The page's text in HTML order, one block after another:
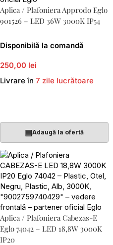
Aplica / Plafoniera Approdo Eglo
901526 – LED 36W 3000K IP54
Disponibilă la comandă
250,00 lei
Livrare în 7 zile lucrătoare
▤Adaugă la ofertă
Aplica / Plafoniera Cabezas-E
Eglo 74042 – LED 18,8W 3000K
IP20